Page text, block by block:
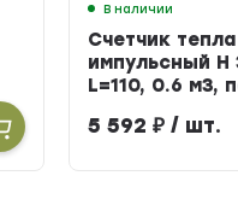
В наличии
Счетчик
импульсный Н
L=110, 0.6 м3,
5 592₽ / шт.